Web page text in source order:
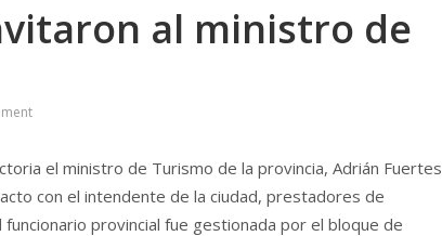
al ministro de
el ministro de Turismo de la provincia, Adrián Fuertes
con el intendente de la ciudad, prestadores de
provincial fue gestionada por el bloque de